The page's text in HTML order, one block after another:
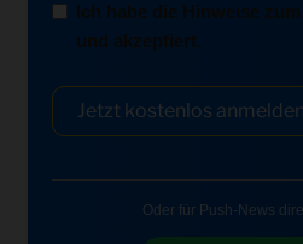
Ich habe die Hinweise zum
und akzeptiert.
Jetzt kostenlos anmelden
Oder für Push-News